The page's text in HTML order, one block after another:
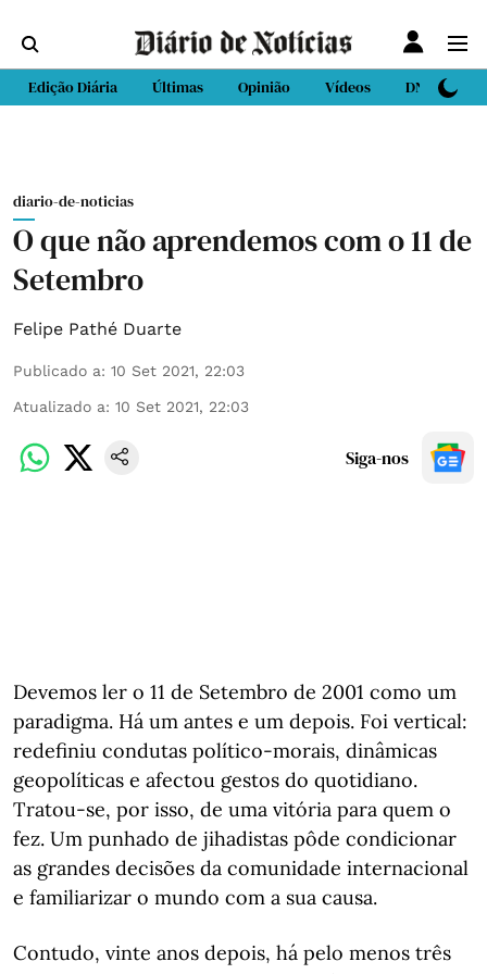
Edição Diária Últimas Opinião Vídeos DN Sport
diario-de-noticias
O que não aprendemos com o 11 de
Setembro
Felipe Pathé Duarte
Publicado a: 10 Set 2021, 22:03
Atualizado a: 10 Set 2021, 22:03
Siga-nos
Devemos ler o 11 de Setembro de 2001 como um
paradigma. Há um antes e um depois. Foi vertical:
redefiniu condutas político-morais, dinâmicas
geopolíticas e afectou gestos do quotidiano.
Tratou-se, por isso, de uma vitória para quem o
fez. Um punhado de jihadistas pôde condicionar
as grandes decisões da comunidade internacional
e familiarizar o mundo com a sua causa.
Contudo, vinte anos depois, há pelo menos três